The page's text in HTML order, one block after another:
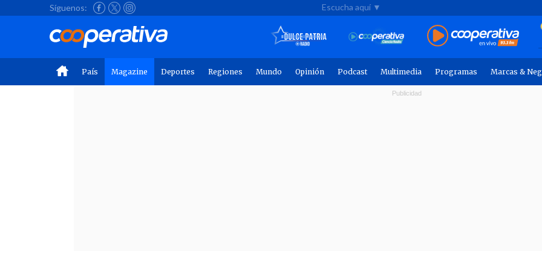
Síguenos: Escucha aquí ▼
País Magazine Deportes Regiones Mundo Opinión Podcast Multimedia Programas Marcas &